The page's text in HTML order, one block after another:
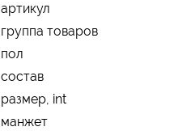
артикул
группа товаров
пол
состав
размер, int
манжет